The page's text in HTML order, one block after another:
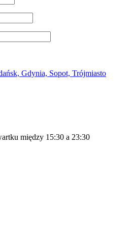
między 15:30 a 23:30